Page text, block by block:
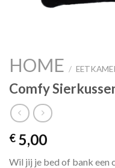
HOME /
Comfy
€ 5,00
Wil jij je bed of bank een